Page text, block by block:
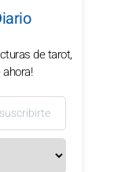
de tarot,